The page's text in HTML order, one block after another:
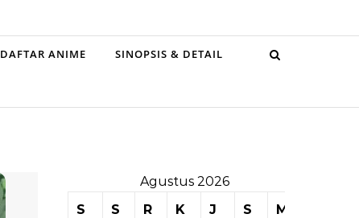
DAFTAR ANIME SINOPSIS & DETAIL
Agustus 2026
S
S R K J S M